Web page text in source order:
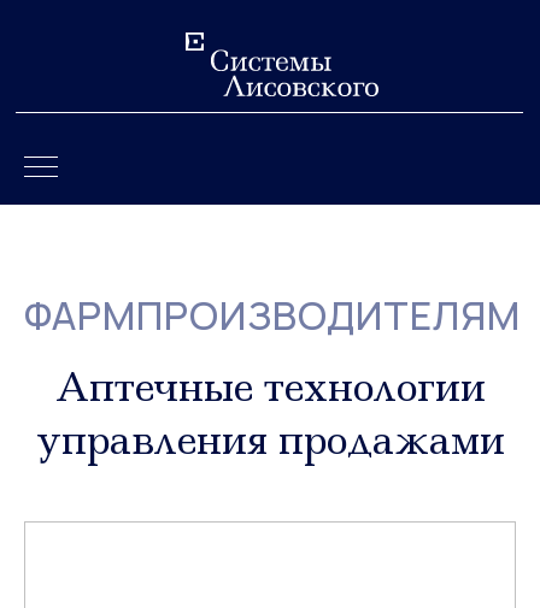
ФАРМПРОИЗВОДИТЕЛЯМ
Аптечные технологии
управления продажами